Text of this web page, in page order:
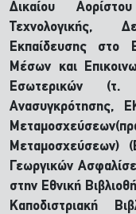
Δικαίου
Τεχνολογικής,
Εκπαίδευσης στο
Μέσων και
Εσωτερικών (τ.
Ανασυγκρότησης,
Μεταμοσχεύσεων)
Γεωργικών
στην Εθνική
Καποδιστριακή